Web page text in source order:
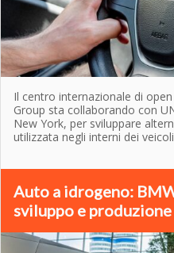
Il centro internazionale di
Group sta collaborando con
New York, per sviluppare
utilizzata negli interni dei
Auto a idrogeno:
sviluppo e